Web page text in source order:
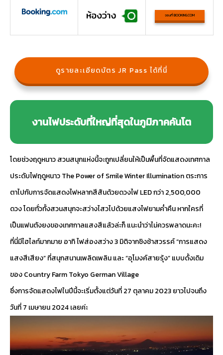
จองที่ BOOKING.COM
ดูรายละเอียดบัตร JR Pass ได้ที่นี่
งานไฟประดับที่ใหญ่ที่สุดในภูมิภาคคันโต
โดยช่วงฤดูหนาว สวนสนุกแห่งนี้จะถูกเปลี่ยนให้เป็นพื้นที่จัดแสดงเทศกาล
ประดับไฟฤดูหนาว The Power of Smile Winter Illumination ตระการ
ตาไปกับการจัดแสดงไฟหลากสีสันด้วยดวงไฟ LED กว่า 2,500,000
ดวง โดยทั่วทั้งสวนสนุกจะสว่างไสวไปด้วยแสงไฟยามค่ำคืน หากใครที่
เป็นแฟนตังยงของเทศกาลแสงสีแล้วล่ะก็ แนะนำว่าไม่ควรพลาดนะคะ!
ที่นี่มีไฮไลท์มากมาย อาทิ ไฟส่องสว่าง 3 มิติจากชิงช้าสวรรค์ “การแสดง
แสงสีเสียง” ที่สนุกสนานเพลิดเพลิน และ “อุโมงค์สายรุ้ง” แบบดั้งเดิม
ของ Country Farm Tokyo German Village
ซึ่งการจัดแสดงไฟในปีนี้จะเริ่มตั้งแต่วันที่ 27 ตุลาคม 2023 ยาวไปจนถึง
วันที่ 7 เมษายน 2024 เลยค่ะ